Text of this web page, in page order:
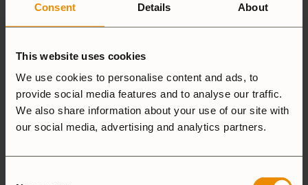
Consent Details About
This website uses cookies
We use cookies to personalise content and ads, to
provide social media features and to analyse our traffic.
We also share information about your use of our site with
our social media, advertising and analytics partners.
6 recensioner av
Vindskydd,
4,5